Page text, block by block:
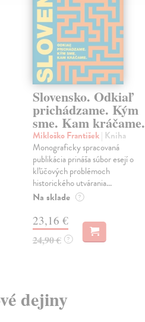
Slovensko. Odkiaľ
prichádzame. Kým
sme. Kam kráčame.
Mikloško František| Kniha
Monograficky spracovaná
publikácia prináša súbor esejí o
kľúčových problémoch
historického utvárania...
Na sklade ?
23,16 €
24,90 € ?
dejiny